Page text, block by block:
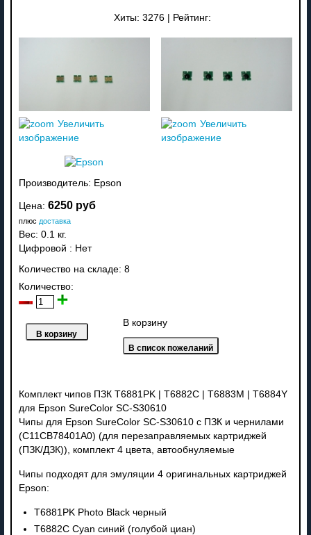
Хиты: 3276 Рейтинг:
Увеличить
изображение
Увеличить
изображение
Производитель: Epson
Цена: 6250 руб
плюс доставка
Вес: 0.1 кг.
Цифровой : Нет
Количество на складе: 8
Количество:
В корзину
Комплект чипов ПЗК T6881PK | T6882C | T6883M | T6884Y
для Epson SureColor SC-S30610
Чипы для Epson SureColor SC-S30610 с ПЗК и чернилами
(C11CB78401A0) (для перезаправляемых картриджей
(ПЗК/ДЗК)), комплект 4 цвета, автообнуляемые
Чипы подходят для эмуляции 4 оригинальных картриджей
Epson:
T6881PK Photo Black черный
T6882C Cyan синий (голубой циан)